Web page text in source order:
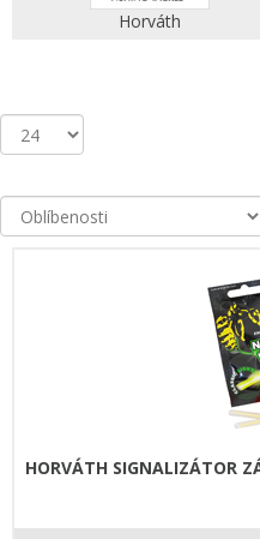
Horváth
HORVÁTH SIGNALIZÁTOR